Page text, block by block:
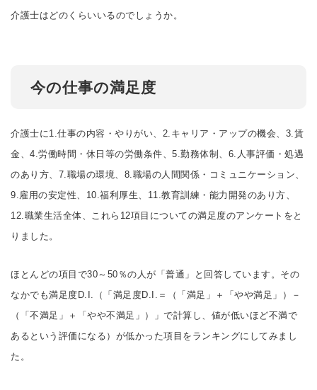
介護士はどのくらいいるのでしょうか。
今の仕事の満足度
介護士に1.仕事の内容・やりがい、2.キャリア・アップの機会、3.賃
金、4.労働時間・休日等の労働条件、5.勤務体制、6.人事評価・処遇
のあり方、7.職場の環境、8.職場の人間関係・コミュニケーション、
9.雇用の安定性、10.福利厚生、11.教育訓練・能力開発のあり方、
12.職業生活全体、これら12項目についての満足度のアンケートをと
りました。
ほとんどの項目で30～50％の人が「普通」と回答しています。その
なかでも満足度D.I.（「満足度D.I.＝（「満足」＋「やや満足」）－
（「不満足」＋「やや不満足」）」で計算し、値が低いほど不満で
あるという評価になる）が低かった項目をランキングにしてみまし
た。